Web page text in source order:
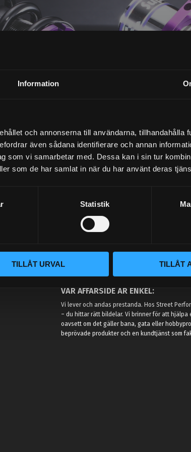
Information
och annonserna till användarna, tillhandahålla
även sådana identifierare och annan
som vi samarbetar med. Dessa kan i sin tur
som de har samlat in när du har använt deras
Statistik
TILLÅT URVAL TILLÅT
behandlas i enlighet med vår
VÅR AFFÄRSIDÉ ÄR ENKEL:
Vi lever och andas prestanda. Hos Street
– du hittar rätt bildelar. Vi brinner för att
oavsett om det gäller bana, gata eller
beprövade produkter och en kundtjänst som